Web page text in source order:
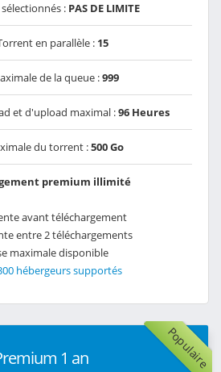
: PAS DE LIMITE
en parallèle : 15
de la queue :999
et d'upload maximal :96 Heures
du torrent :500 Go
premium illimité
avant téléchargement
entre 2 téléchargements
maximale disponible
hébergeurs supportés
Populaire
1 an